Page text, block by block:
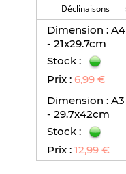
Déclinaisons
Dimension : A4
- 21x29.7cm
Stock :
Prix : 6,99 €
Dimension : A3
- 29.7x42cm
Stock :
Prix : 12,99 €